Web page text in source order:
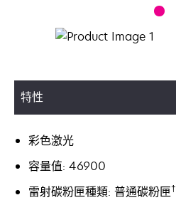
特性
彩色激光
容量值: 46900
雷射碳粉匣種類: 普通碳粉匣†